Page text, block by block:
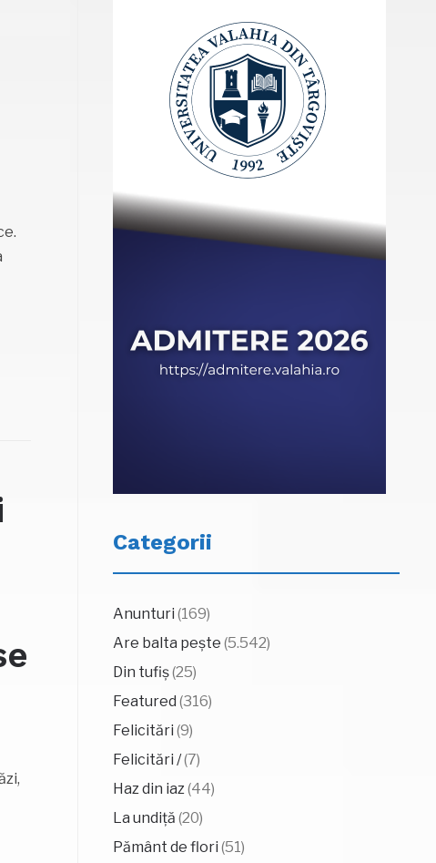
Categorii
Anunturi (169)
Are balta pește (5.542)
Din tufiș(25)
Featured (316)
Felicitări (9)
Felicitări /(7)
Haz din iaz(44)
La undiță (20)
Pământ de flori (51)